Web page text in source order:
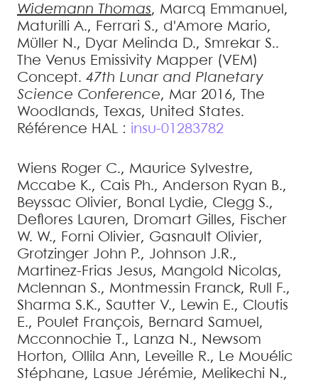
Widemann Thomas, Marcq Emmanuel ,
Maturilli A., Ferrari S., d'Amore Mario,
Müller N., Dyar Melinda D., Smrekar S..
The Venus Emissivity Mapper (VEM)
Concept. 47th Lunar and Planetary
Science Conference, Mar 2016, The
Woodlands, Texas, United States.
Référence HAL : insu-01283782
Wiens Roger C., Maurice Sylvestre,
Mccabe K., Cais Ph., Anderson Ryan B.,
Beyssac Olivier, Bonal Lydie, Clegg S.,
Deflores Lauren, Dromart Gilles, Fischer
W. W., Forni Olivier, Gasnault Olivier,
Grotzinger John P., Johnson J.R.,
Martinez-Frias Jesus, Mangold Nicolas,
Mclennan S., Montmessin Franck, Rull F.,
Sharma S.K., Sautter V., Lewin E., Cloutis
E., Poulet François, Bernard Samuel ,
Mcconnochie
T., Lanza N., Newsom
Horton, Ollila Ann, Leveille R., Le Mouélic
Stéphane, Lasue Jérémie, Melikechi N.,